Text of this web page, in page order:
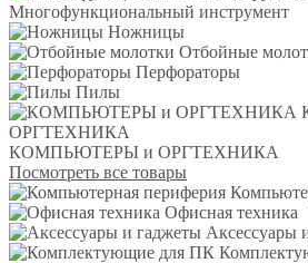
Многофункциональный инструмент
Ножницы
Отбойные
Перфораторы
Пилы
ОРГТЕХНИКА
КОМПЬЮТЕРЫ и ОРГТЕХНИКА
Посмотреть все товары
Офисная техника
Аксессуары